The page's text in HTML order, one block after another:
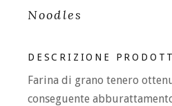
Noodles
DESCRIZIONE
Farina di grano tenero
conseguente